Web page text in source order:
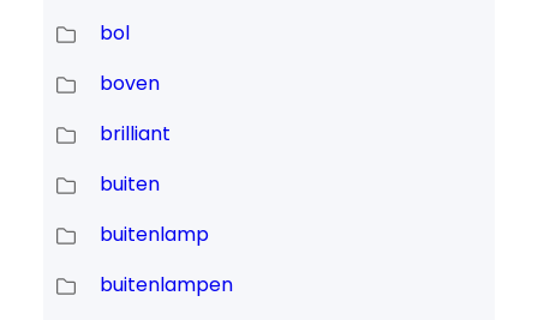
bol
boven
brilliant
buiten
buitenlamp
buitenlampen